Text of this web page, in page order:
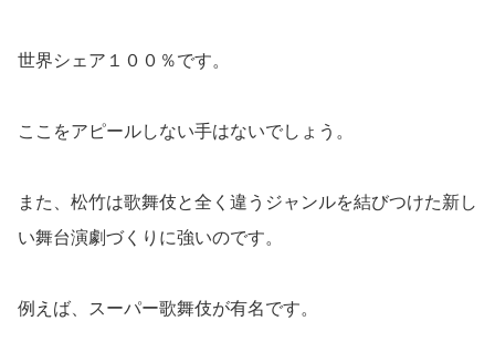
世界シェア１００％です。
ここをアピールしない手はないでしょう。
また、松竹は歌舞伎と全く違うジャンルを結びつけた新し
い舞台演劇づくりに強いのです。
例えば、スーパー歌舞伎が有名です。